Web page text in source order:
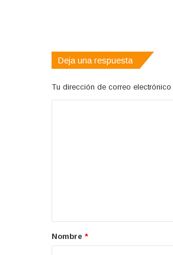
Deja una respuesta
Tu dirección de correo
rNombre *